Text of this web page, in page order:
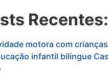
Recentes: